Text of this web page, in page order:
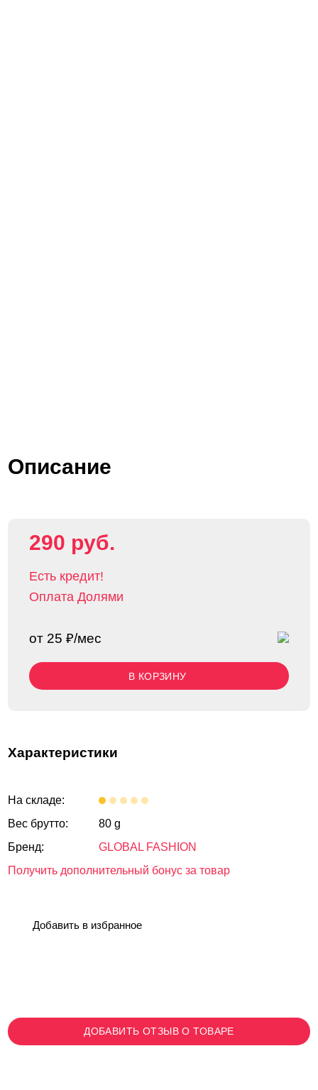
Описание
290 руб.
Есть кредит!
Оплата Долями
от 25 ₽/мес
В КОРЗИНУ
Характеристики
На складе:
Вес брутто:
80 g
Бренд:
GLOBAL FASHION
Получить дополнительный бонус за товар
Добавить в избранное
ДОБАВИТЬ ОТЗЫВ О ТОВАРЕ